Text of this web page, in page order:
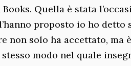
Quella è stata
proposto io ho detto
non solo ha accettato,
modo nel quale